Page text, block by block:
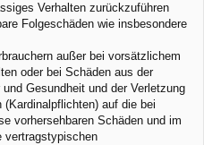
Verhalten zurückzuführen
Folgeschäden wie insbesondere
außer bei vorsätzlichem
oder bei Schäden aus der
Gesundheit und der Verletzung
auf die bei
vorhersehbaren Schäden und im
vertragstypischen